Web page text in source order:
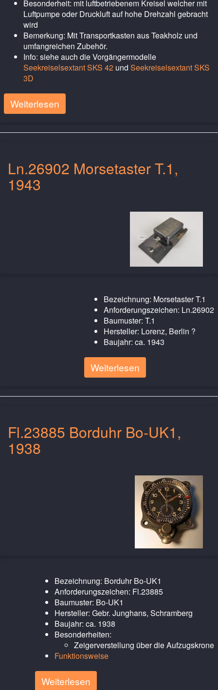
Besonderheit: mit luftbetriebenem Kreisel welcher mit
Luftpumpe oder Druckluft auf hohe Drehzahl gebracht
wird
Bemerkung: Mit Transportkasten aus Teakholz und
umfangreichen Zubehör.
Info: siehe auch die Vorgängermodelle
Seekreiselsextant SKS 42 und Seekreiselsextant SKS
3D
Weiterlesen
Ln.26902 Morsetaster T.1,
1943
Bezeichnung: Morsetaster T.1
Anforderungszeichen: Ln.26902
Baumuster: T.1
Hersteller: Lorenz, Berlin ?
Baujahr: ca. 1943
Weiterlesen
Fl.23885 Borduhr Bo-UK1,
1938
Bezeichnung: Borduhr Bo-UK1
Anforderungszeichen: Fl.23885
Baumuster: Bo-UK1
Hersteller: Gebr. Junghans, Schramberg
Baujahr: ca. 1938
Besonderheiten:
Zeigerverstellung über die Aufzugskrone
Funktionsweise
Weiterlesen